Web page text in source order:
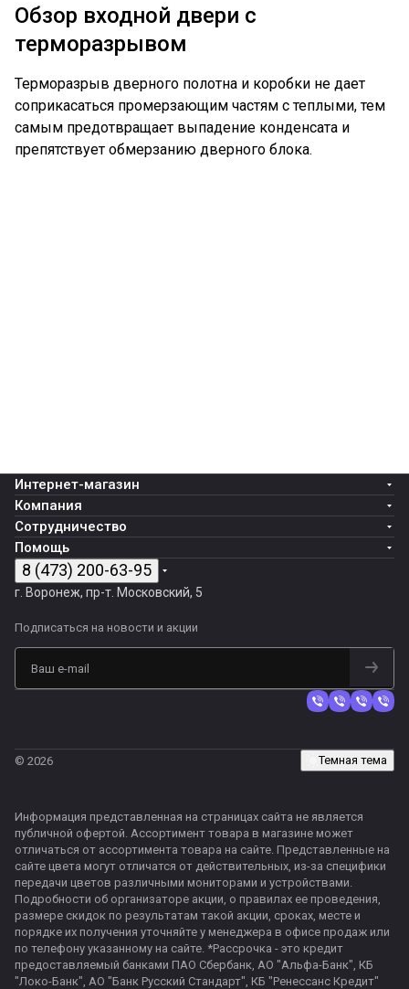
Обзор входной двери с
терморазрывом
Терморазрыв дверного полотна и коробки не дает
соприкасаться промерзающим частям с теплыми, тем
самым предотвращает выпадение конденсата и
препятствует обмерзанию дверного блока.
Интернет-магазин
Компания
Сотрудничество
Помощь
8 (473) 200-63-95
г. Воронеж, пр-т. Московский, 5
Подписаться на новости и акции
© 2026 Темная тема
Информация представленная на страницах сайта не является
публичной офертой. Ассортимент товара в магазине может
отличаться от ассортимента товара на сайте. Представленные на
сайте цвета могут отличатся от действительных, из-за специфики
передачи цветов различными мониторами и устройствами.
Подробности об организаторе акции, о правилах ее проведения,
размере скидок по результатам такой акции, сроках, месте и
порядке их получения уточняйте у менеджера в офисе продаж или
по телефону указанному на сайте. *Рассрочка - это кредит
предоставляемый банками ПАО Сбербанк, АО "Альфа-Банк", КБ
"Локо-Банк", АО "Банк Русский Стандарт", КБ "Ренессанс Кредит"